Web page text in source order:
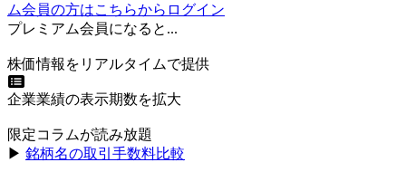
ム会員の方はこちらからログイン
プレミアム会員になると...
株価情報をリアルタイムで提供
企業業績の表示期数を拡大
限定コラムが読み放題
▶︎ 銘柄名の取引手数料比較